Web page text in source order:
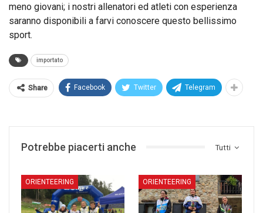
meno giovani; i nostri allenatori ed atleti con esperienza
saranno disponibili a farvi conoscere questo bellissimo
sport.
importato
Share Facebook Twitter Telegram
Tutti
Potrebbe piacerti anche
ORIENTEERING ORIENTEERING